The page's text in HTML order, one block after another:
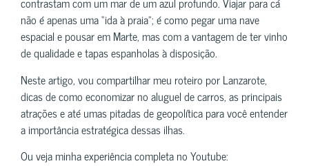
não é apenas uma “ida à praia”; é como pegar uma nave
espacial e pousar em Marte, mas com a vantagem de ter vinho
de qualidade e tapas espanholas à disposição.
Neste artigo, vou compartilhar meu roteiro por Lanzarote,
dicas de como economizar no aluguel de carros, as principais
atrações e até umas pitadas de geopolítica para você entender
a importância estratégica dessas ilhas.
Ou veja minha experiência completa no Youtube: